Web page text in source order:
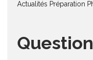
Actualités Préparation